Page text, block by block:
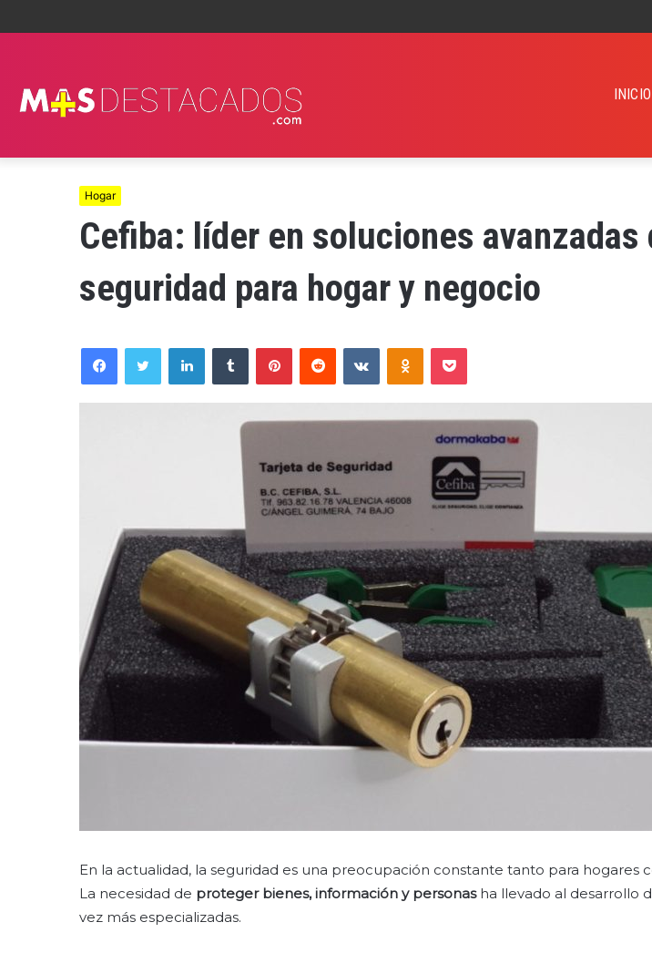
INICIO
Hogar
Cefiba: líder en soluciones avanzadas
seguridad para hogar y negocio
FacebookTwitter LinkedInTumblr PinterestReddit VKontakteOdnoklassniki
Pocket
En la actualidad, la seguridad es una preocupación constante tanto para hogares
La necesidad de proteger bienes, información y personasha llevado al desarrollo
vez más especializadas.